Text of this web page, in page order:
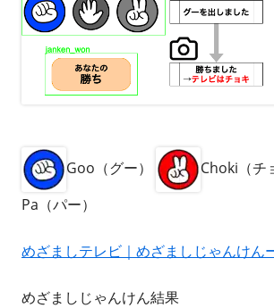
Goo（グー）
Choki（チ
Pa（パー）
めざましテレビ｜めざましじゃんけん
めざましじゃんけん結果